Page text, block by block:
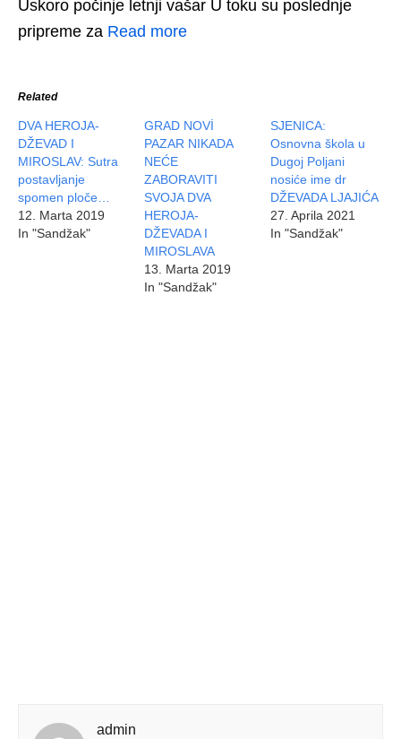
Uskoro počinje letnji vašar U toku su poslednje
pripreme za Read more
Related
DVA HEROJA-
DŽEVAD I
MIROSLAV: Sutra
postavljanje
spomen ploče…
12. Marta 2019
In "Sandžak"
GRAD NOVİ
PAZAR NIKADA
NEĆE
ZABORAVITI
SVOJA DVA
HEROJA-
DŽEVADA I
MIROSLAVA
13. Marta 2019
In "Sandžak"
SJENICA:
Osnovna škola u
Dugoj Poljani
nosiće ime dr
DŽEVADA LJAJIĆA
27. Aprila 2021
In "Sandžak"
admin